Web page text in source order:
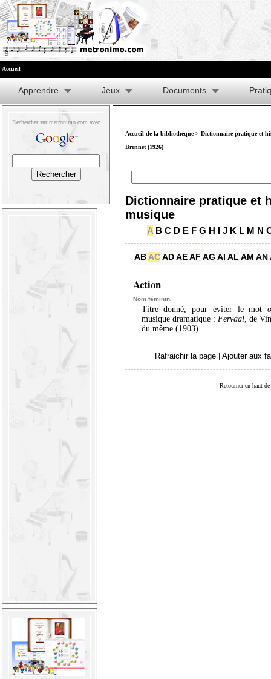
Accueil
Apprendre Jeux Documents
Rechercher sur metronimo.com avec
Accueil de la bibliothèque> Dictionnaire pratique et
Brennet (1926)
Dictionnaire pratique et
musique
A B C D E F G H I J K L M N
AB ACADAEAF AG AI AL AM AN
Action
Nom féminin.
Titre donné, pour éviter le mot
musique dramatique :Fervaal, de
du même (1903).
Rafraichir la page Ajouter aux
Retourner en haut de